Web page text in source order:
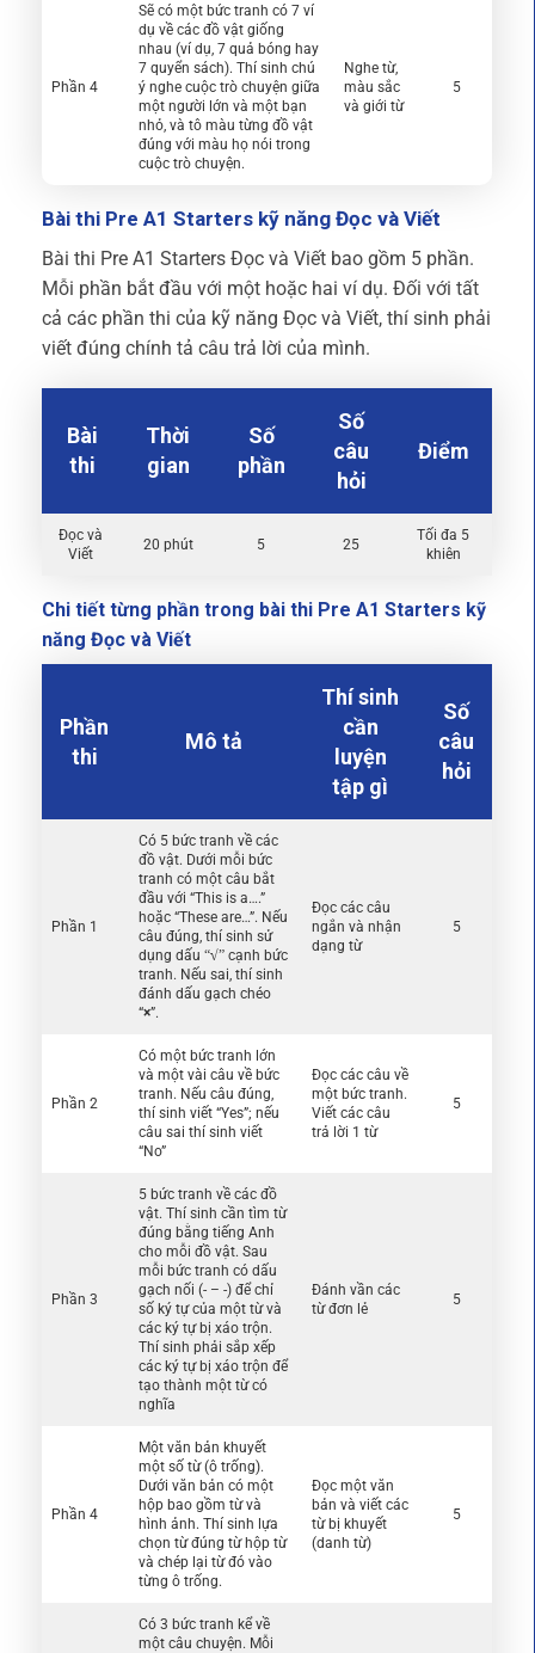
Phần 4
Sẽ có một bức tranh có 7 ví
dụ về các đồ vật giống
nhau (ví dụ, 7 quả bóng hay
7 quyển sách). Thí sinh chú
ý nghe cuộc trò chuyện giữa
một người lớn và một bạn
nhỏ, và tô màu từng đồ vật
đúng với màu họ nói trong
cuộc trò chuyện.
Nghe từ,
màu sắc
và giới từ
5
Bài thi Pre A1 Starters kỹ năng Đọc và Viết
Bài thi Pre A1 Starters Đọc và Viết bao gồm 5 phần.
Mỗi phần bắt đầu với một hoặc hai ví dụ. Đối với tất
cả các phần thi của kỹ năng Đọc và Viết, thí sinh phải
viết đúng chính tả câu trả lời của mình.
Bài
thi
Thời
gian
Số
phần
Số
câu
hỏi
Điểm
Đọc và
Viết
20 phút 5 25
Tối đa 5
khiên
Chi tiết từng phần trong bài thi Pre A1 Starters kỹ
năng Đọc và Viết
Phần
thi
Mô tả
Thí sinh
cần
luyện
tập gì
Số
câu
hỏi
Phần 1
Có 5 bức tranh về các
đồ vật. Dưới mỗi bức
tranh có một câu bắt
đầu với “This is a….”
hoặc “These are…”. Nếu
câu đúng, thí sinh sử
dụng dấu “√” cạnh bức
tranh. Nếu sai, thí sinh
đánh dấu gạch chéo
“×”.
Đọc các câu
ngắn và nhận
dạng từ
5
Phần 2
Có một bức tranh lớn
và một vài câu về bức
tranh. Nếu câu đúng,
thí sinh viết “Yes”; nếu
câu sai thí sinh viết
“No”
Đọc các câu về
một bức tranh.
Viết các câu
trả lời 1 từ
5
Phần 3
5 bức tranh về các đồ
vật. Thí sinh cần tìm từ
đúng bằng tiếng Anh
cho mỗi đồ vật. Sau
mỗi bức tranh có dấu
gạch nối (- – -) để chỉ
số ký tự của một từ và
các ký tự bị xáo trộn.
Thí sinh phải sắp xếp
các ký tự bị xáo trộn để
tạo thành một từ có
nghĩa
Đánh vần các
từ đơn lẻ
5
Phần 4
Một văn bản khuyết
một số từ (ô trống).
Dưới văn bản có một
hộp bao gồm từ và
hình ảnh. Thí sinh lựa
chọn từ đúng từ hộp từ
và chép lại từ đó vào
từng ô trống.
Đọc một văn
bản và viết các
từ bị khuyết
(danh từ)
5
Có 3 bức tranh kể về
một câu chuyện. Mỗi